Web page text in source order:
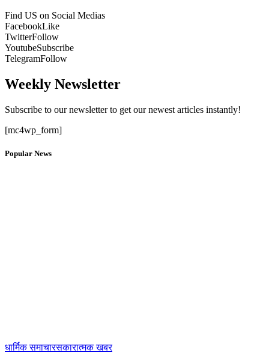
Find US on Social Medias
FacebookLike
TwitterFollow
YoutubeSubscribe
TelegramFollow
Weekly Newsletter
Subscribe to our newsletter to get our newest articles instantly!
[mc4wp_form]
Popular News
धार्मिक समाचारसकारात्मक खबर